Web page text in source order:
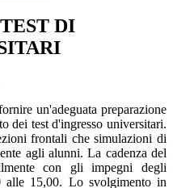
DI
un'adeguata preparazione
dei test d'ingresso universitari.
frontali che simulazioni di
agli alunni. La cadenza del
con gli impegni degli
alle 15,00. Lo svolgimento in